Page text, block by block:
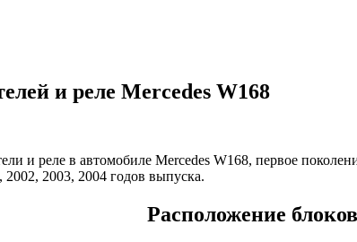
и реле Mercedes W168
и реле в автомобиле Mercedes W168, первое
2002, 2003, 2004 годов выпуска.
Расположение